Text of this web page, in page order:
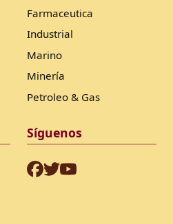
Farmaceutica
Industrial
Marino
Minería
Petroleo & Gas
Síguenos